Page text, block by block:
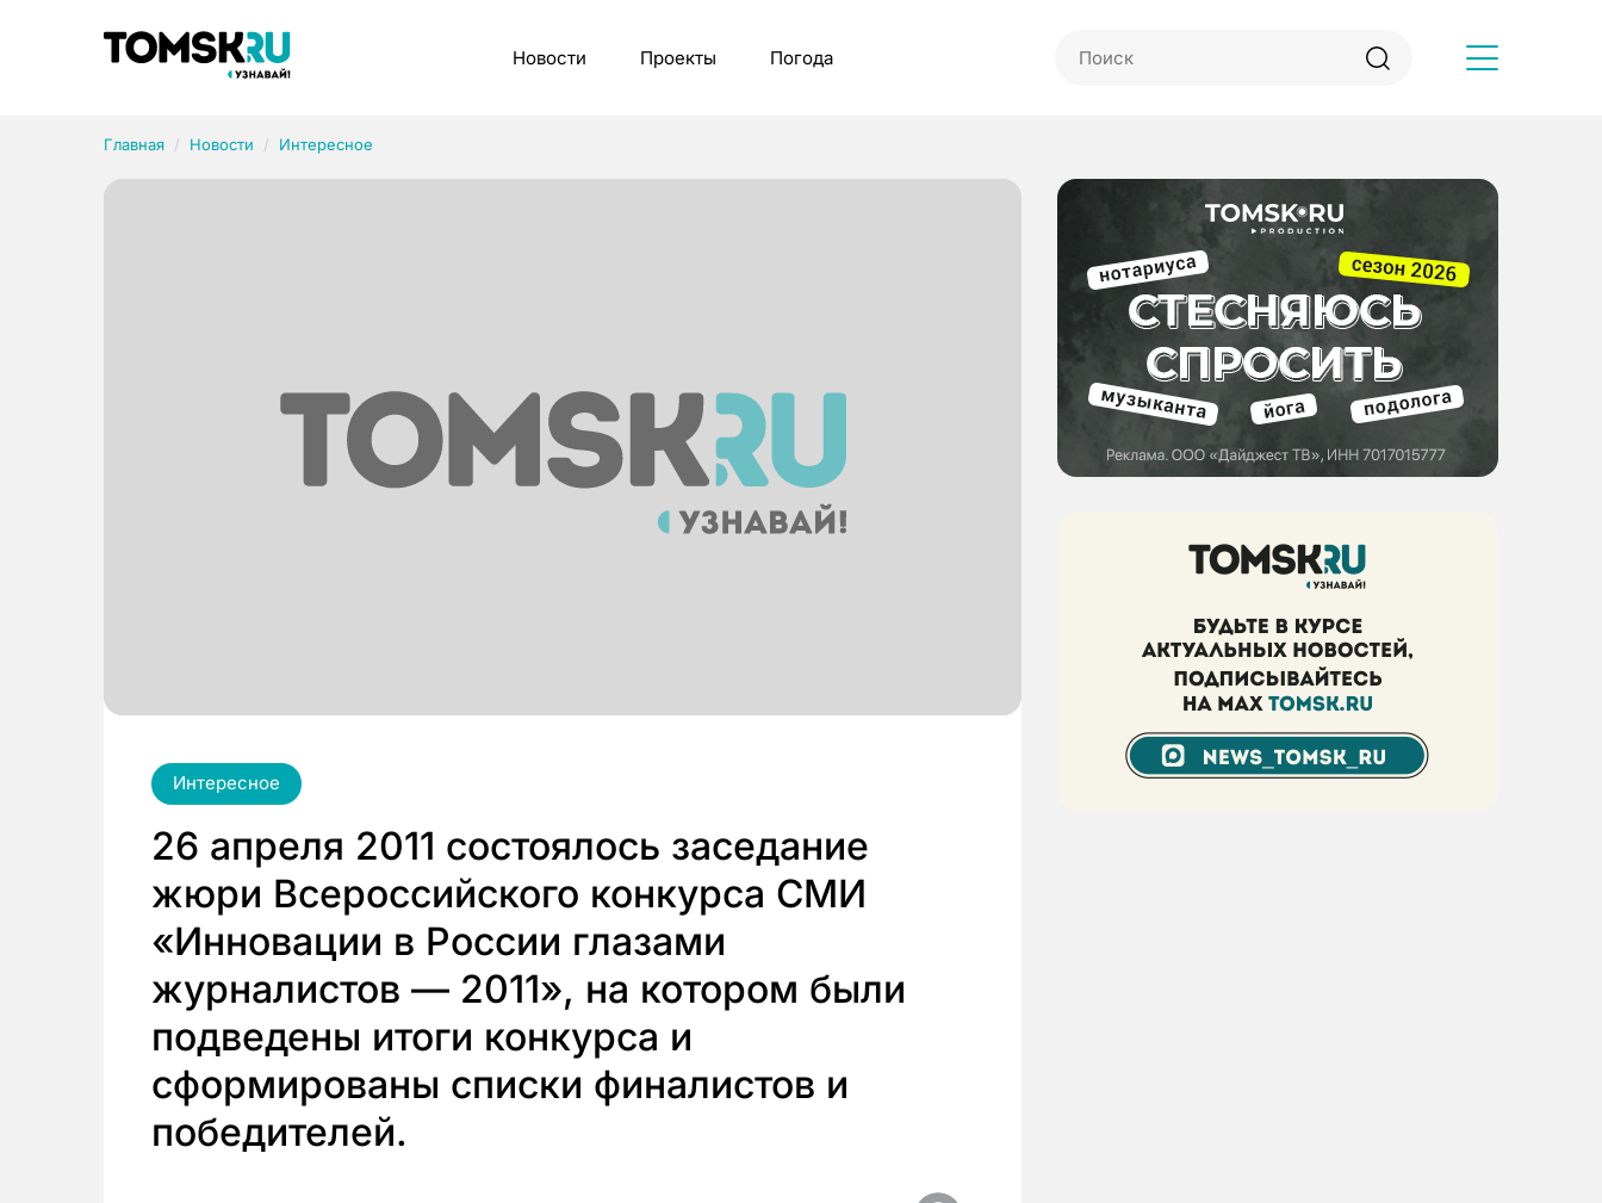
Новости Проекты Погода
Главная Новости Интересное
Интересное
26 апреля 2011 состоялось заседание
жюри Всероссийского конкурса СМИ
«Инновации в России глазами
журналистов — 2011», на котором были
подведены итоги конкурса и
сформированы списки финалистов и
победителей.
Рубрики